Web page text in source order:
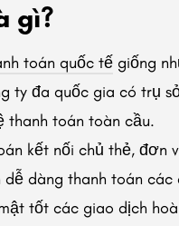
gì?
toán quốc tế giống
ty đa quốc gia có trụ
thanh toán toàn cầu.
kết nối chủ thẻ, đơn
dàng thanh toán
tốt các giao dịch